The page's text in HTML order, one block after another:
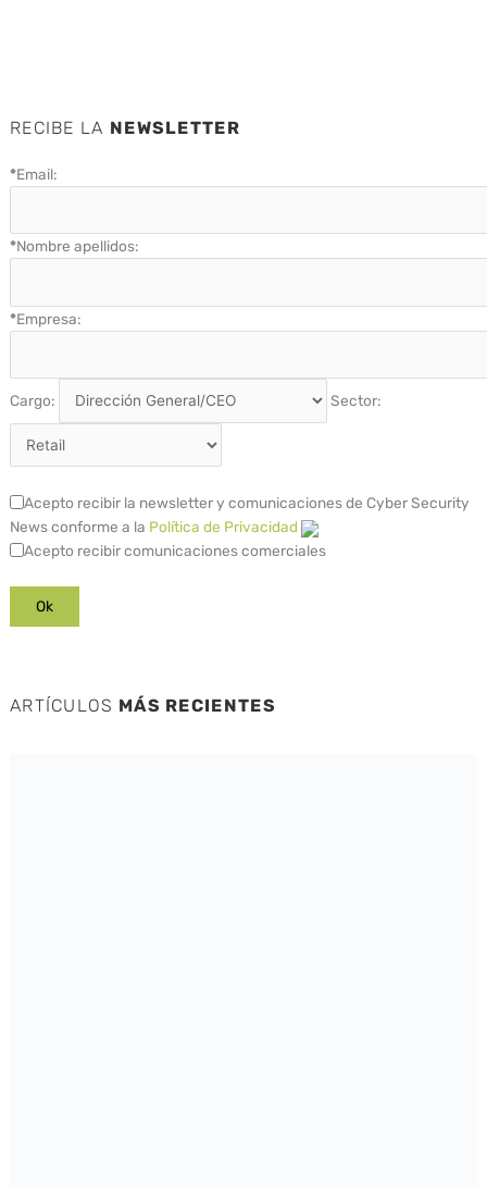
RECIBE LA NEWSLETTER
*Email:
*Nombre apellidos:
*Empresa:
Cargo: Sector:
Acepto recibir la newsletter y comunicaciones de Cyber Security
News conforme a la Política de Privacidad
Acepto recibir comunicaciones comerciales
ARTÍCULOS MÁS RECIENTES